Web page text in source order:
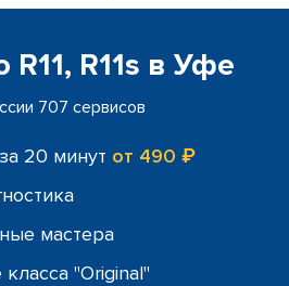
R11s в Уфе
707 сервисов
20 минут от 490 ₽
мастера
"Original"